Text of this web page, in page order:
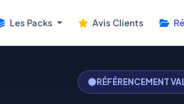
Les Packs Avis Clients
RÉFÉRENCEMENT